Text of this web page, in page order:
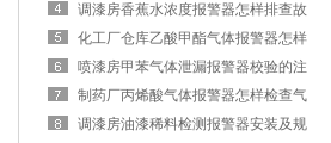
哪些种类？
调漆房香蕉水浓度报警器怎样排查故
障？
化工厂仓库乙酸甲酯气体报警器怎样
确定检测位置？
喷漆房甲苯气体泄漏报警器校验的注
意事项有什么？
制药厂丙烯酸气体报警器怎样检查气
体？
调漆房油漆稀料检测报警器安装及规